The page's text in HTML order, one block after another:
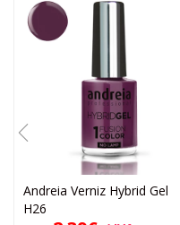
Andreia Verniz Hybrid Gel
H26